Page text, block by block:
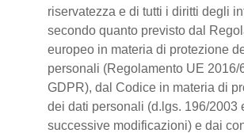
riservatezza e di tutti i diritti degli
secondo quanto previsto dal
europeo in materia di protezione
personali (Regolamento UE 2016/
GDPR), dal Codice in materia di
dei dati personali (d.lgs. 196/2003
successive modificazioni) e dai